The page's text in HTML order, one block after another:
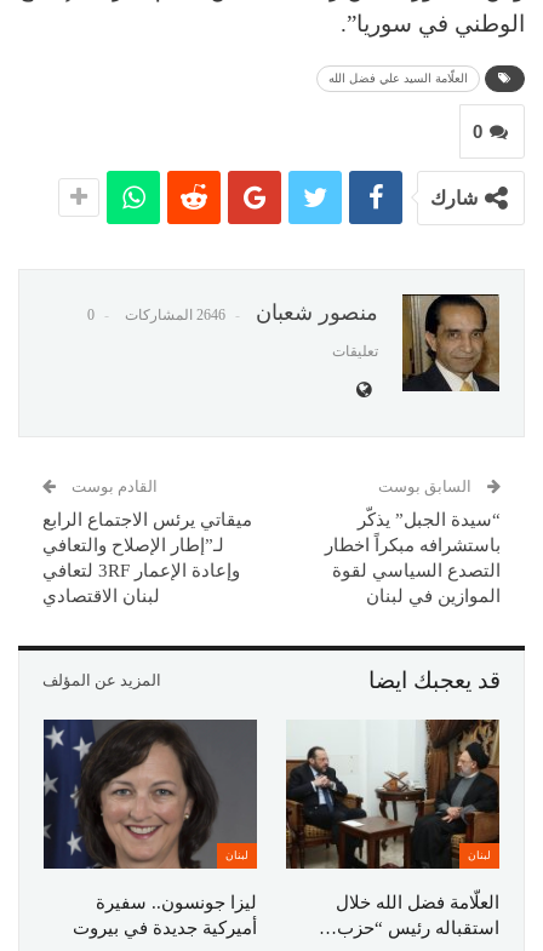
الوطني في سوريا”.
العلّامة السيد علي فضل الله
0
شارك
منصور شعبان 2646 المشاركات 0
تعليقات
السابق بوست
“سيدة الجبل” يذكّر
باستشرافه مبكراً اخطار
التصدع السياسي لقوة
الموازين في لبنان
القادم بوست
ميقاتي يرئس الاجتماع الرابع
لـ”إطار الإصلاح والتعافي
وإعادة الإعمار 3RF لتعافي
لبنان الاقتصادي
قد يعجبك ايضا المزيد عن المؤلف
لبنان
العلّامة فضل الله خلال
استقباله رئيس “حزب…
لبنان
ليزا جونسون.. سفيرة
أميركية جديدة في بيروت